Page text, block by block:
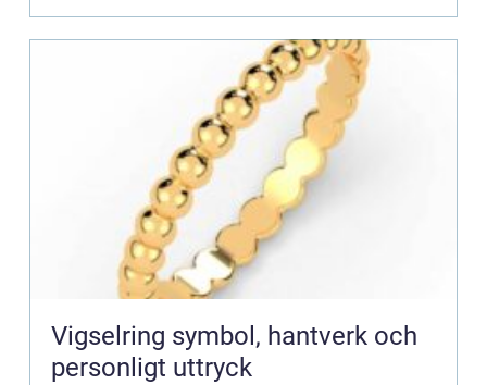
Vigselring symbol, hantverk och
personligt uttryck